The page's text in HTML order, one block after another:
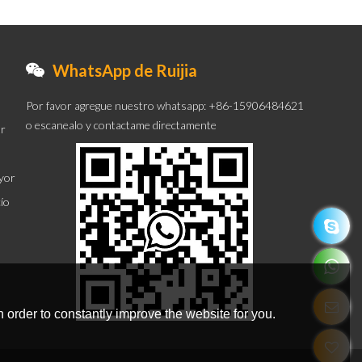
WhatsApp de Ruijia
Por favor agregue nuestro whatsapp: +86-15906484621
o escanealo y contactame directamente
to constantly improve the website for you.